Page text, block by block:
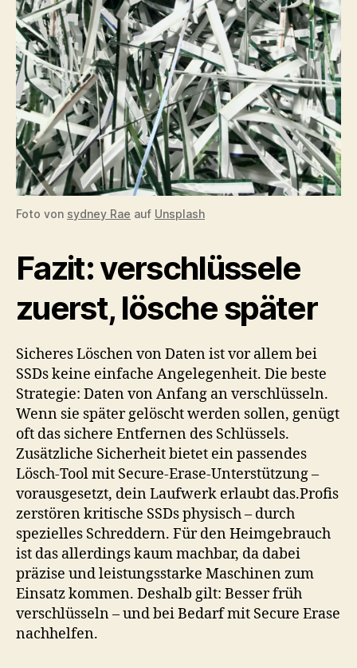
Foto von sydney Rae auf Unsplash
Fazit: verschlüssele
zuerst, lösche später
Sicheres Löschen von Daten ist vor allem bei
SSDs keine einfache Angelegenheit. Die beste
Strategie: Daten von Anfang an verschlüsseln.
Wenn sie später gelöscht werden sollen, genügt
oft das sichere Entfernen des Schlüssels.
Zusätzliche Sicherheit bietet ein passendes
Lösch-Tool mit Secure-Erase-Unterstützung –
vorausgesetzt, dein Laufwerk erlaubt das.Profis
zerstören kritische SSDs physisch – durch
spezielles Schreddern. Für den Heimgebrauch
ist das allerdings kaum machbar, da dabei
präzise und leistungsstarke Maschinen zum
Einsatz kommen. Deshalb gilt: Besser früh
verschlüsseln – und bei Bedarf mit Secure Erase
nachhelfen.